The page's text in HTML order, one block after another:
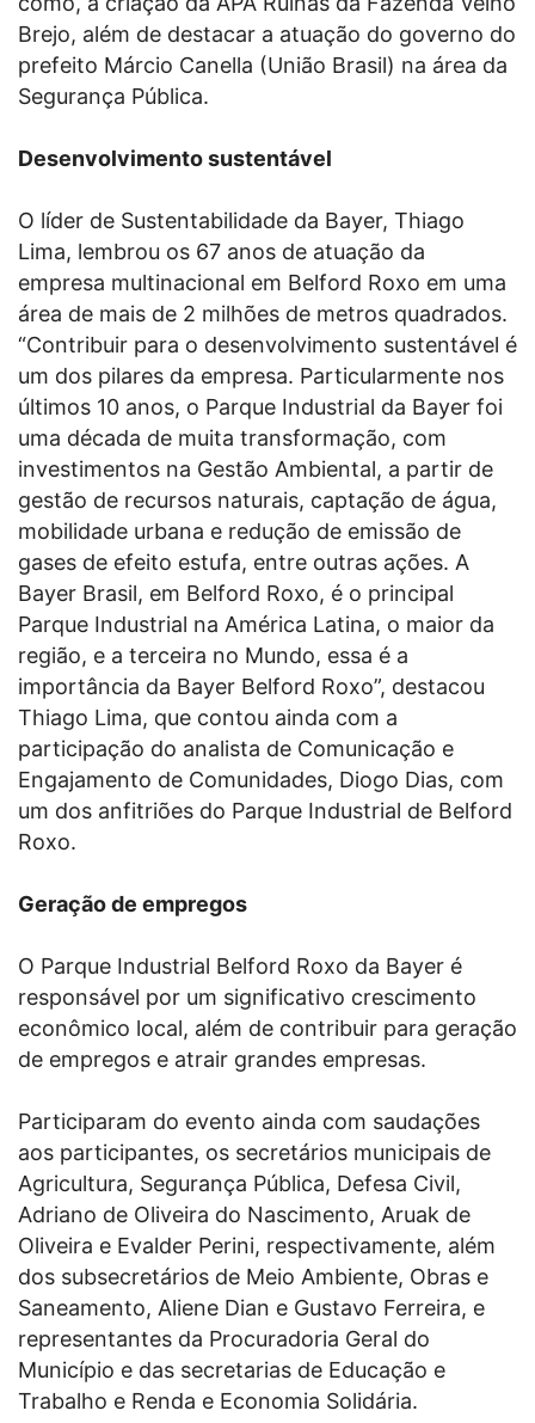
Brejo, além de destacar a atuação do governo do
prefeito Márcio Canella (União Brasil) na área da
Segurança Pública.
Desenvolvimento sustentável
O líder de Sustentabilidade da Bayer, Thiago
Lima, lembrou os 67 anos de atuação da
empresa multinacional em Belford Roxo em uma
área de mais de 2 milhões de metros quadrados.
“Contribuir para o desenvolvimento sustentável é
um dos pilares da empresa. Particularmente nos
últimos 10 anos, o Parque Industrial da Bayer foi
uma década de muita transformação, com
investimentos na Gestão Ambiental, a partir de
gestão de recursos naturais, captação de água,
mobilidade urbana e redução de emissão de
gases de efeito estufa, entre outras ações. A
Bayer Brasil, em Belford Roxo, é o principal
Parque Industrial na América Latina, o maior da
região, e a terceira no Mundo, essa é a
importância da Bayer Belford Roxo”, destacou
Thiago Lima, que contou ainda com a
participação do analista de Comunicação e
Engajamento de Comunidades, Diogo Dias, com
um dos anfitriões do Parque Industrial de Belford
Roxo.
Geração de empregos
O Parque Industrial Belford Roxo da Bayer é
responsável por um significativo crescimento
econômico local, além de contribuir para geração
de empregos e atrair grandes empresas.
Participaram do evento ainda com saudações
aos participantes, os secretários municipais de
Agricultura, Segurança Pública, Defesa Civil,
Adriano de Oliveira do Nascimento, Aruak de
Oliveira e Evalder Perini, respectivamente, além
dos subsecretários de Meio Ambiente, Obras e
Saneamento, Aliene Dian e Gustavo Ferreira, e
representantes da Procuradoria Geral do
Município e das secretarias de Educação e
Trabalho e Renda e Economia Solidária.